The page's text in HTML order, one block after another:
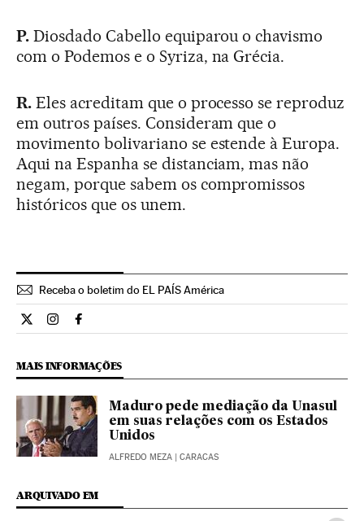
P.Diosdado Cabello equiparou o chavismo
com o Podemos e o Syriza, na Grécia.
R.Eles acreditam que o processo se reproduz
em outros países. Consideram que o
movimento bolivariano se estende à Europa.
Aqui na Espanha se distanciam, mas não
negam, porque sabem os compromissos
históricos que os unem.
Receba o boletim do EL PAÍS América
Internacional El País Brasil en Twitter
Internacional El País Brasil en Instagram
Internacional El País Brasil en Facebook
MAIS INFORMAÇÕES
Maduro pede mediação da Unasul
em suas relações com os Estados
Unidos
ALFREDO MEZA | CARACAS
ARQUIVADO EM